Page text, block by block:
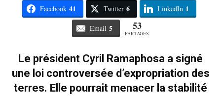
Facebook 41 Twitter 6 LinkedIn 1
Email 5 53
PARTAGES
Le président Cyril Ramaphosa a signé
une loi controversée d’expropriation des
terres. Elle pourrait menacer la stabilité